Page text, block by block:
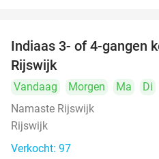
Indiaas 3- of 4-gangen
Rijswijk
Vandaag Morgen Ma Di
Namaste Rijswijk
Rijswijk
Verkocht: 97